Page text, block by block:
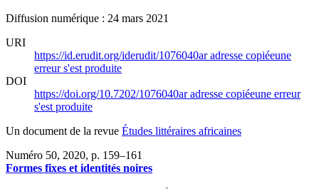
Diffusion numérique : 24 mars 2021
URI
https://id.erudit.org/iderudit/1076040aradresse copiéeune
erreur s'est produite
DOI
https://doi.org/10.7202/1076040aradresse copiéeune erreur
s'est produite
Un document de la revue Études littéraires africaines
Numéro 50, 2020, p. 159–161
Formes fixes et identités noires